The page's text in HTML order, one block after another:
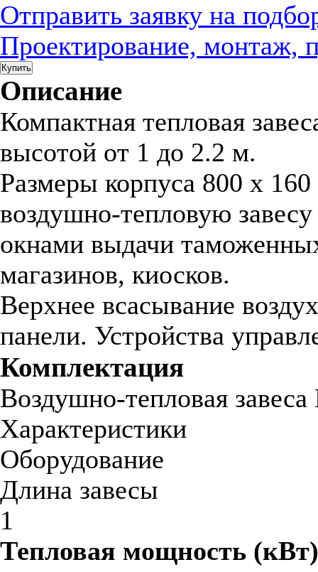
Отправить заявку на
Проектирование, монтаж,
Купить
Описание
Компактная тепловая
высотой от 1 до 2.2 м.
Размеры корпуса 800 x
воздушно-тепловую
окнами выдачи
магазинов, киосков.
Верхнее всасывание
панели. Устройства
Комплектация
Воздушно-тепловая
Характеристики
Оборудование
Длина завесы
1
Тепловая мощность (кВт)